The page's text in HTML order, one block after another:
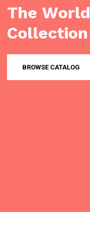
BROWSE CATALOG
The World
Collection